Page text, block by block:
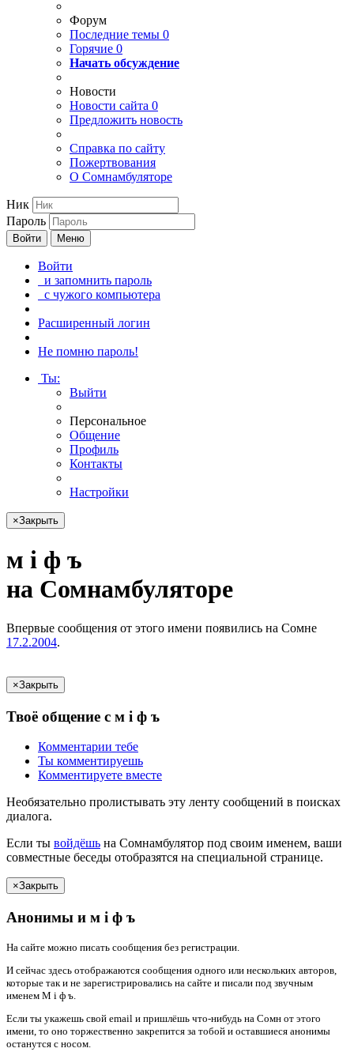
Форум
Последние темы 0
Горячие 0
Начать обсуждение
Новости
Новости сайта 0
Предложить новость
Справка по сайту
Пожертвования
О Сомнамбуляторе
Ник
Пароль
Войти Меню
Войти
и запомнить пароль
с чужого компьютера
Расширенный логин
Не помню пароль!
Ты:
Выйти
Персональное
Общение
Профиль
Контакты
Настройки
×Закрыть
м i ф ъ
на Сом­намбу­лято­ре
Впервые сообщения от этого имени появились на Сомне
17.2.2004.
×Закрыть
Твоё общение с м i ф ъ
Комментарии тебе
Ты комментируешь
Комментируете вместе
Необязательно пролистывать эту ленту сообщений в поисках
диалога.
Если ты войдёшь на Сомнамбулятор под своим именем, ваши
совместные беседы отобразятся на специальной странице.
×Закрыть
Анонимы и м i ф ъ
На сайте можно писать сообщения без регистрации.
И сейчас здесь отображаются сообщения одного или нескольких авторов,
которые так и не зарегистрировались на сайте и писали под звучным
именем М i ф ъ.
Если ты укажешь свой email и пришлёшь что-нибудь на Сомн от этого
имени, то оно торжественно закрепится за тобой и оставшиеся анонимы
останутся с носом.